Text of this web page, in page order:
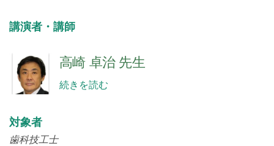
講演者・講師
高崎 卓治 先生
続きを読む
対象者
歯科技工士